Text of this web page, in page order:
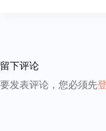
留下评论
要发表评论，您必须先